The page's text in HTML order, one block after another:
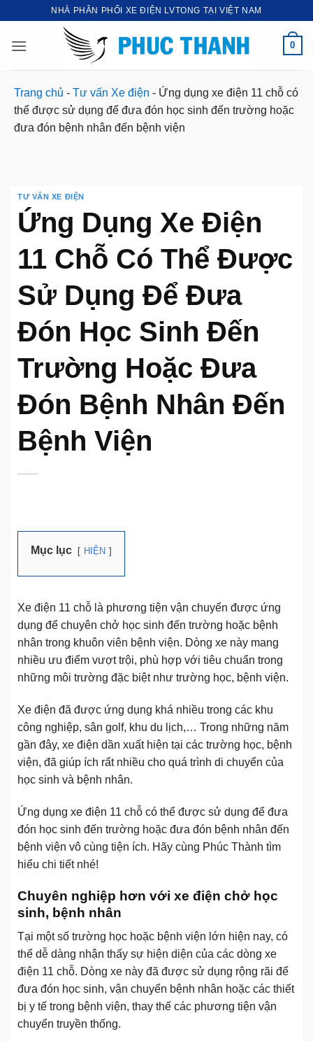
nội
NHÀ PHÂN PHỐI XE ĐIỆN LVTONG TẠI VIỆT NAM
0
Trang chủ - Tư vấn Xe điện - Ứng dụng xe điện 11 chỗ có
thể được sử dụng để đưa đón học sinh đến trường hoặc
đưa đón bệnh nhân đến bệnh viện
TƯ VẤN XE ĐIỆN
Ứng Dụng Xe Điện
11 Chỗ Có Thể Được
Sử Dụng Để Đưa
Đón Học Sinh Đến
Trường Hoặc Đưa
Đón Bệnh Nhân Đến
Bệnh Viện
Mục lục HIỆN
Xe điện 11 chỗ là phương tiện vận chuyển được ứng
dụng để chuyên chở học sinh đến trường hoặc bệnh
nhân trong khuôn viên bệnh viện. Dòng xe này mang
nhiều ưu điểm vượt trội, phù hợp với tiêu chuẩn trong
những môi trường đặc biệt như trường học, bệnh viện.
Xe điện đã được ứng dụng khá nhiều trong các khu
công nghiệp, sân golf, khu du lịch,… Trong những năm
gần đây, xe điện dần xuất hiện tại các trường học, bệnh
viện, đã giúp ích rất nhiều cho quá trình di chuyển của
học sinh và bệnh nhân.
Ứng dụng xe điện 11 chỗ có thể được sử dụng để đưa
đón học sinh đến trường hoặc đưa đón bệnh nhân đến
bệnh viện vô cùng tiện ích. Hãy cùng Phúc Thành tìm
hiểu chi tiết nhé!
Chuyên nghiệp hơn với xe điện chở học
sinh, bệnh nhân
Tại một số trường học hoặc bệnh viện lớn hiện nay, có
thể dễ dàng nhận thấy sự hiện diện của các dòng xe
điện 11 chỗ. Dòng xe này đã được sử dụng rộng rãi để
đưa đón học sinh, vận chuyển bệnh nhân hoặc các thiết
bị y tế trong bệnh viện, thay thế các phương tiện vận
chuyển truyền thống.